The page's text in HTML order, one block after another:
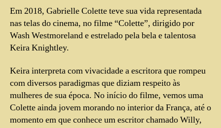
Em 2018, Gabrielle Colette teve sua vida representada
nas telas do cinema, no filme “Colette”, dirigido por
Wash Westmoreland e estrelado pela bela e talentosa
Keira Knightley.
Keira interpreta com vivacidade a escritora que rompeu
com diversos paradigmas que diziam respeito às
mulheres de sua época. No início do filme, vemos uma
Colette ainda jovem morando no interior da França, até o
momento em que conhece um escritor chamado Willy,